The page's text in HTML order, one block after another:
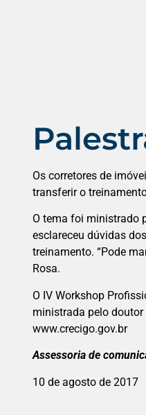
Os corretores de
transferir o
O tema foi ministrado
esclareceu dúvidas
treinamento. “Pode
Rosa.
O IV Workshop
ministrada pelo doutor
www.crecigo.gov.br
Assessoria de
10 de agosto de 2017